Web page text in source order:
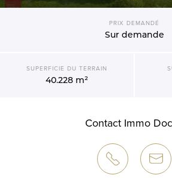
PRIX DEMANDÉ
Sur demande
SUPERFICIE DU TERRAIN
40.228 m²
Contact Immo